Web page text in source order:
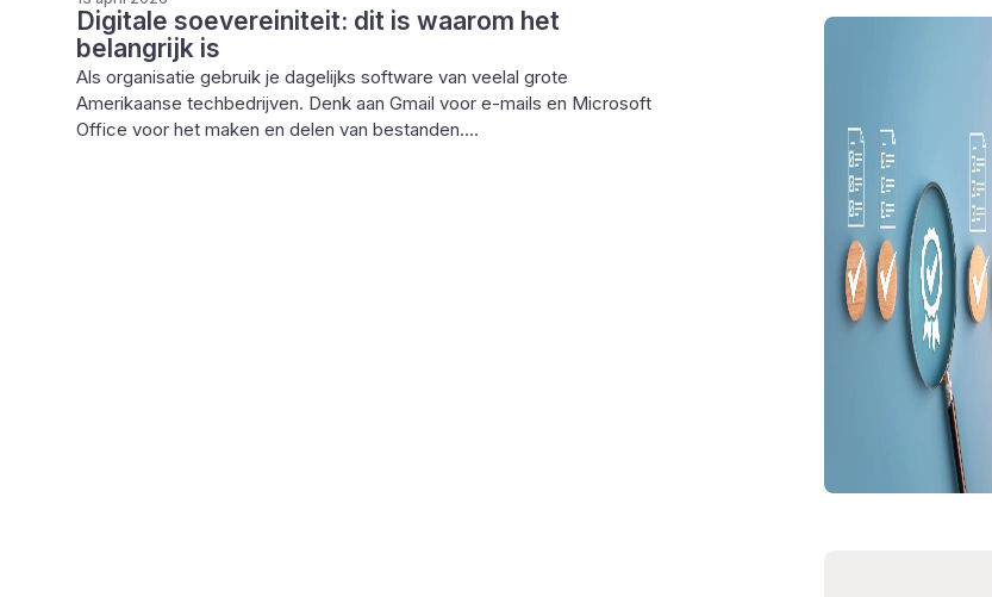
Digitale soevereiniteit: dit is waarom het
belangrijk is
Als organisatie gebruik je dagelijks software van veelal grote
Amerikaanse techbedrijven. Denk aan Gmail voor e-mails en Microsoft
Office voor het maken en delen van bestanden....